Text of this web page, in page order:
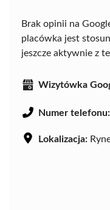
Brak opinii na
placówka jest
jeszcze aktywnie z
Wizytówka
Numer telefonu:
Lokalizacja: